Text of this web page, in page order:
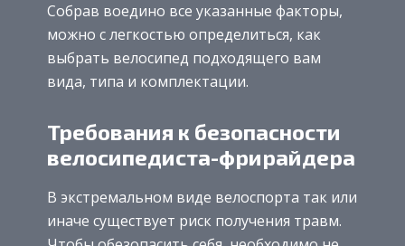
Собрав воедино все указанные факторы,
можно с легкостью определиться, как
выбрать велосипед подходящего вам
вида, типа и комплектации.
Требования к безопасности
велосипедиста-фрирайдера
В экстремальном виде велоспорта так или
иначе существует риск получения травм.